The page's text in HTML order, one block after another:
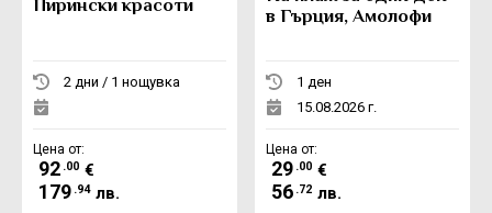
Пирински красоти
2 дни / 1 нощувка
Цена от:
92 .00 €
179 .94 лв.
в Гърция, Амолофи
1 ден
15.08.2026 г.
Цена от:
29 .00 €
56 .72 лв.